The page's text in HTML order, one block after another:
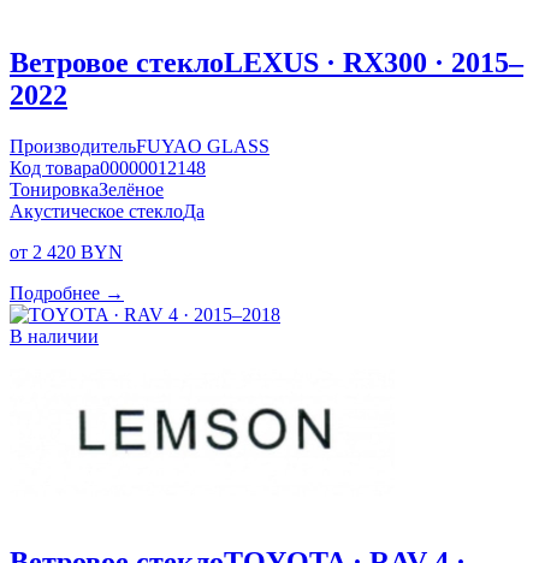
Ветровое стеклоLEXUS · RX300 · 2015–
2022
ПроизводительFUYAO GLASS
Код товара00000012148
ТонировкаЗелёное
Акустическое стеклоДа
от 2 420 BYN
Подробнее →
В наличии